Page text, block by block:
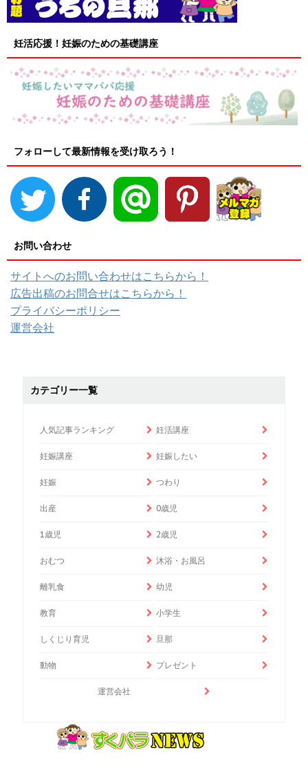
妊活応援！妊娠のための基礎講座
フォローして最新情報を受け取ろう！
お問い合わせ
サイトへのお問い合わせはこちらから！
広告出稿のお問合せはこちらから！
プライバシーポリシー
運営会社
カテゴリー一覧
人気記事ランキング 妊活講座
妊娠講座 妊娠したい
妊娠 つわり
出産 0歳児
1歳児 2歳児
おむつ 沐浴・お風呂
離乳食 幼児
教育 小学生
しくじり育児 旦那
動物 プレゼント
運営会社